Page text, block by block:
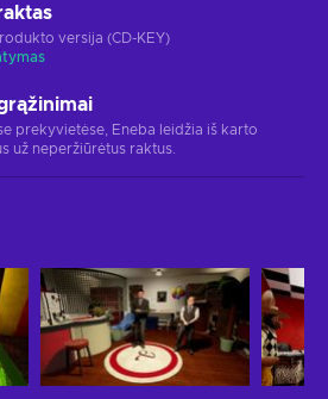
versija (CD-KEY)
prekyvietėse, Eneba leidžia iš karto
už neperžiūrėtus raktus.